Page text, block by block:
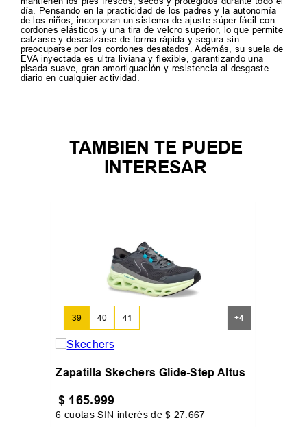
día. Pensando en la practicidad de los padres y la autonomía
de los niños, incorporan un sistema de ajuste súper fácil con
cordones elásticos y una tira de velcro superior, lo que permite
calzarse y descalzarse de forma rápida y segura sin
preocuparse por los cordones desatados. Además, su suela de
EVA inyectada es ultra liviana y flexible, garantizando una
pisada suave, gran amortiguación y resistencia al desgaste
diario en cualquier actividad.
TAMBIEN TE PUEDE
INTERESAR
39 40 41 +4
Zapatilla Skechers Glide-Step Altus
$ 165.999
6 cuotas SIN interés de$ 27 667